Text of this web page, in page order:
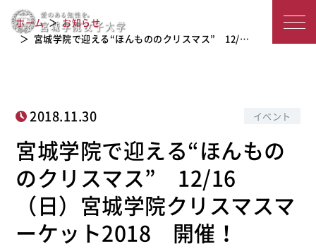
城
子
大
学
ス” 12/16（日）宮城学院クリスマス
マーケット2018 開催！
ホーム
お知らせ
宮城学院で迎える“ほんもののクリスマス” 12/…
2018.11.30 イベント
宮城学院で迎える“ほんもの
のクリスマス” 12/16
（日）宮城学院クリスマスマ
ーケット2018 開催！